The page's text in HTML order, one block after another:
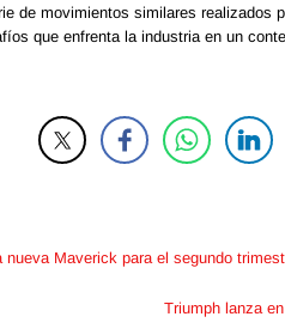
de movimientos similares realizados
que enfrenta la industria en un
nueva Maverick para el segundo
Triumph lanza